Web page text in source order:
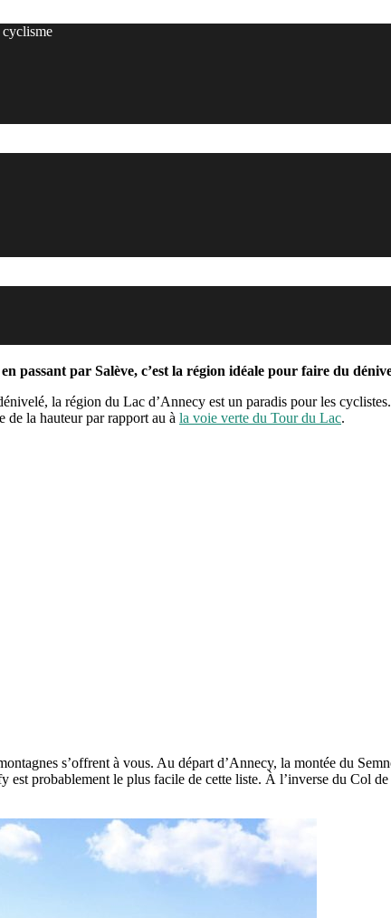
cyclisme
passant par Salève, c’est la région idéale pour faire du
la région du Lac d’Annecy est un paradis pour les
de la hauteur par rapport au à la voie verte du Tour du Lac.
s’offrent à vous. Au départ d’Annecy, la montée du
probablement le plus facile de cette liste. À l’inverse du Col